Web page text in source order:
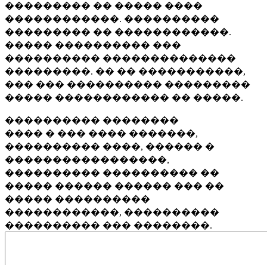
��������� �� ����� ����
������������. ����������
��������� �� ������������.
����� ���������� ���
���������� ��������������
���������. �� �� �����������,
��� ��� ���������� ���������
����� ������������ �� �����.
���������� ��������
���� � ��� ���� �������,
���������� ����, ������ �
�����������������,
���������� ���������� ��
����� ������ ������ ��� ��
����� ����������
������������, ����������
���������� ��� ��������.